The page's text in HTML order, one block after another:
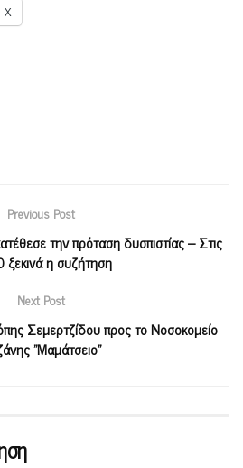
X
Previous Post
την πρόταση δυσπιστίας – Στις
η συζήτηση
Next Post
Σεμερτζίδου προς το Νοσοκομείο
”Μαμάτσειο”